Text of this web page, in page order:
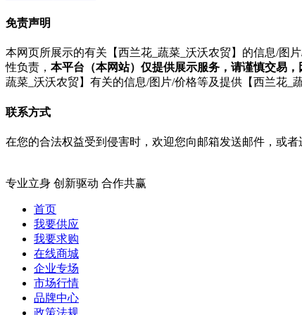
免责声明
本网页所展示的有关【西兰花_蔬菜_沃沃农贸】的信息/图
性负责， 本平台（本网站）仅提供展示服务，请谨慎交易
蔬菜_沃沃农贸】有关的信息/图片/价格等及提供【西兰花_
联系方式
在您的合法权益受到侵害时，欢迎您向邮箱发送邮件，或者
专业立身 创新驱动 合作共赢
首页
我要供应
我要求购
在线商城
企业专场
市场行情
品牌中心
政策法规